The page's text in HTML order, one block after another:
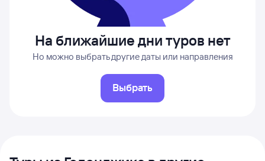
На ближайшие дни туров нет
Но можно выбрать другие даты или направления
Выбрать